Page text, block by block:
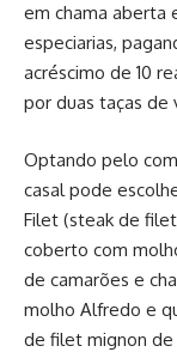
em chama aberta
especiarias,
acréscimo de 10
por duas taças de
Optando pelo
casal pode
Filet (steak de
coberto com
de camarões e
molho Alfredo e
de filet mignon